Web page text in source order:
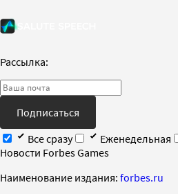
Рассылка:
Подписаться
Все сразу
Еженедельная
Новости Forbes Games
Наименование издания: forbes.ru